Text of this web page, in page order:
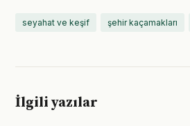
seyahat ve keşif şehir kaçamakları
İlgili yazılar